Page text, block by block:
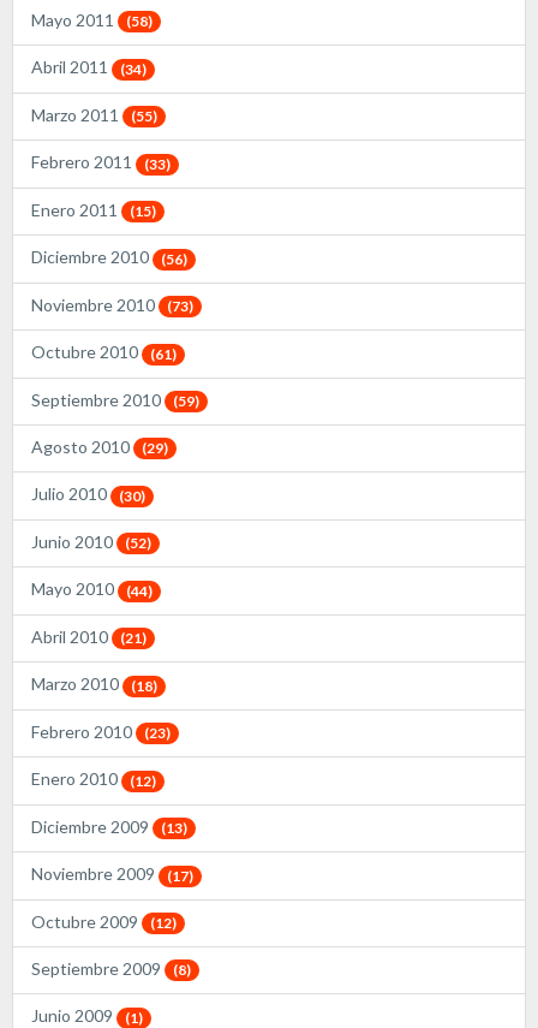
Mayo 2011 (58)
Abril 2011 (34)
Marzo 2011 (55)
Febrero 2011 (33)
Enero 2011 (15)
Diciembre 2010 (56)
Noviembre 2010 (73)
Octubre 2010 (61)
Septiembre 2010 (59)
Agosto 2010 (29)
Julio 2010 (30)
Junio 2010 (52)
Mayo 2010 (44)
Abril 2010 (21)
Marzo 2010 (18)
Febrero 2010 (23)
Enero 2010 (12)
Diciembre 2009 (13)
Noviembre 2009 (17)
Octubre 2009 (12)
Septiembre 2009 (8)
Junio 2009 (1)